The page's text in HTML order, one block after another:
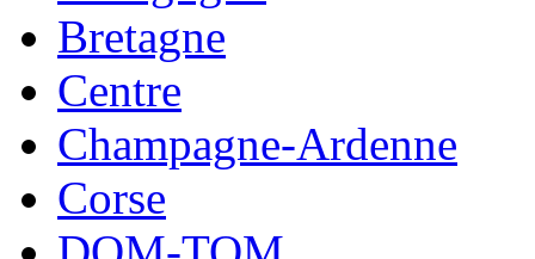
Bretagne
Centre
Champagne-Ardenne
Corse